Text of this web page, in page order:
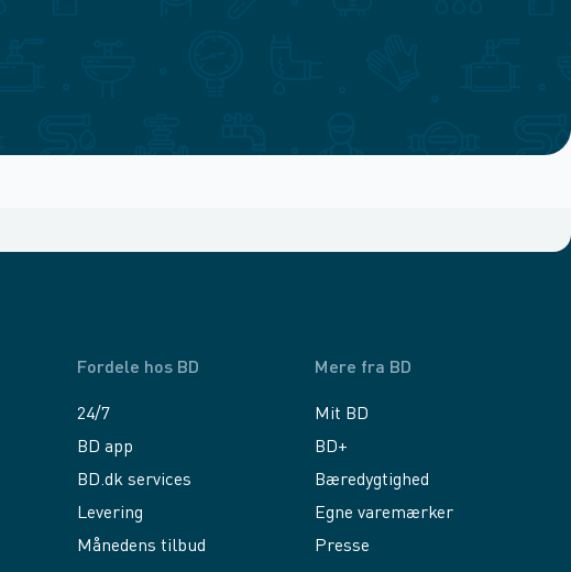
Fordele hos BD
24/7
BD app
BD.dk services
Levering
Månedens tilbud
Mere fra BD
Mit BD
BD+
Bæredygtighed
Egne varemærker
Presse